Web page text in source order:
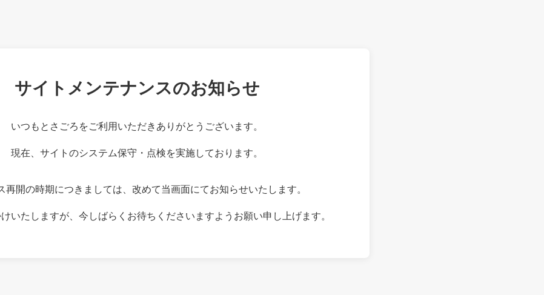
サイトメンテナンスのお知らせ
いつもとさごろをご利用いただきありがとうございます。
現在、サイトのシステム保守・点検を実施しております。
再開の時期につきましては、改めて当画面にてお知らせいたします。
いたしますが、今しばらくお待ちくださいますようお願い申し上げます。